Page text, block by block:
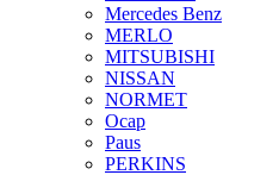
Mercedes Benz
MERLO
MITSUBISHI
NISSAN
NORMET
Ocap
Paus
PERKINS